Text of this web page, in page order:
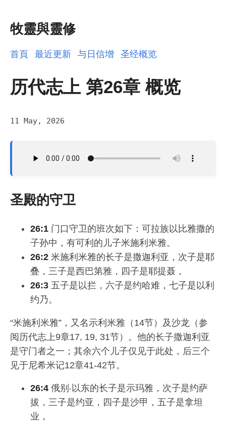
牧靈與靈修
首頁 最近更新 与日信增 圣经概览
历代志上 第26章 概览
11 May, 2026
圣殿的守卫
26:1 门口守卫的班次如下：可拉族以比雅撒的
子孙中，有可利的儿子米施利米雅。
26:2 米施利米雅的长子是撒迦利亚，次子是耶
叠，三子是西巴第雅，四子是耶提聂，
26:3 五子是以拦，六子是约哈难，七子是以利
约乃。
“米施利米雅”，又名示利米雅（14节）及沙龙（参
阅历代志上9章17, 19, 31节）。他的长子撒迦利亚
是守门者之一；其余六个儿子仅见于此处，后三个
见于尼希米记12章41-42节。
26:4 俄别‧以东的长子是示玛雅，次子是约萨
拔，三子是约亚，四子是沙甲，五子是拿坦
业，